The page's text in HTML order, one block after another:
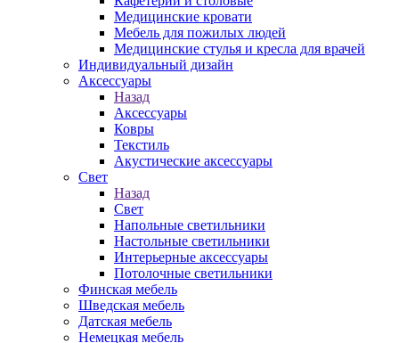
Медицинские кровати
Мебель для пожилых людей
Медицинские стулья и кресла для врачей
Индивидуальный дизайн
Аксессуары
Назад
Аксессуары
Ковры
Текстиль
Акустические аксессуары
Свет
Назад
Свет
Напольные светильники
Настольные светильники
Интерьерные аксессуары
Потолочные светильники
Финская мебель
Шведская мебель
Датская мебель
Немецкая мебель